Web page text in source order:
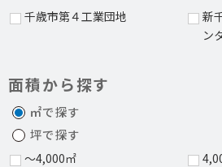
千歳市第４工業団地
新
ン
面積から探す
㎡で探す
坪で探す
～4,000㎡